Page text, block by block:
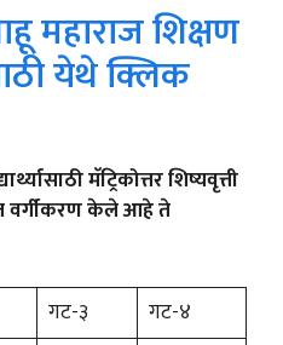
महाराज शिक्षण
येथे क्लिक
मॅट्रिकोत्तर शिष्यवृत्ती
वर्गीकरण केले आहे ते
गट-३
गट-४